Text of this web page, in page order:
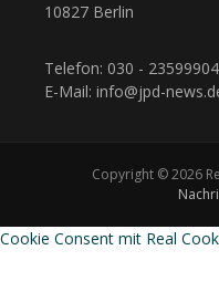
10827 Berlin
Telefon: 030 - 23599904
E-Mail: info@jpd-
Copyright © 2026
Cookie Consent mit Real